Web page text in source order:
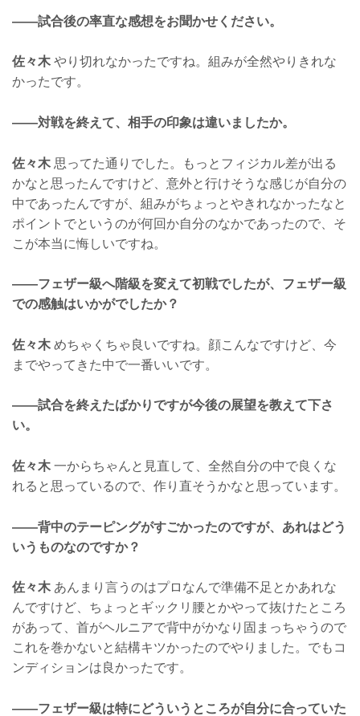
——試合後の率直な感想をお聞かせください。
佐々木 やり切れなかったですね。組みが全然やりきれな
かったです。
——対戦を終えて、相手の印象は違いましたか。
佐々木 思ってた通りでした。もっとフィジカル差が出る
かなと思ったんですけど、意外と行けそうな感じが自分の
中であったんですが、組みがちょっとやきれなかったなと
ポイントでというのが何回か自分のなかであったので、そ
こが本当に悔しいですね。
——フェザー級へ階級を変えて初戦でしたが、フェザー級
での感触はいかがでしたか？
佐々木 めちゃくちゃ良いですね。顔こんなですけど、今
までやってきた中で一番いいです。
——試合を終えたばかりですが今後の展望を教えて下さ
い。
佐々木 一からちゃんと見直して、全然自分の中で良くな
れると思っているので、作り直そうかなと思っています。
——背中のテーピングがすごかったのですが、あれはどう
いうものなのですか？
佐々木 あんまり言うのはプロなんで準備不足とかあれな
んですけど、ちょっとギックリ腰とかやって抜けたところ
があって、首がヘルニアで背中がかなり固まっちゃうので
これを巻かないと結構キツかったのでやりました。でもコ
ンディションは良かったです。
——フェザー級は特にどういうところが自分に合っていた